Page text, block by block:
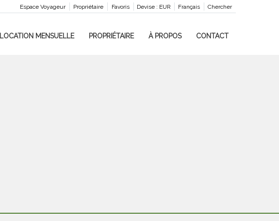
Chercher
Français
Devise : EUR
Favoris
Propriétaire
Espace Voyageur
LOCATION MENSUELLE PROPRIÉTAIRE À PROPOS CONTACT